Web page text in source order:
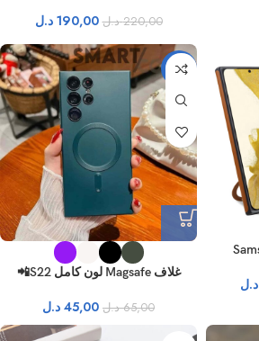
220,00 د.ل 190,00 د.ل
د.ل
-31%
غلاف Magsafe لون كامل S22📲
65,00 د.ل 45,00 د.ل